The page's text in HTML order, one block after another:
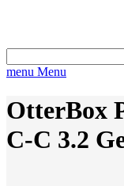
efter:
menu Menu
OtterBox
C-C 3.2